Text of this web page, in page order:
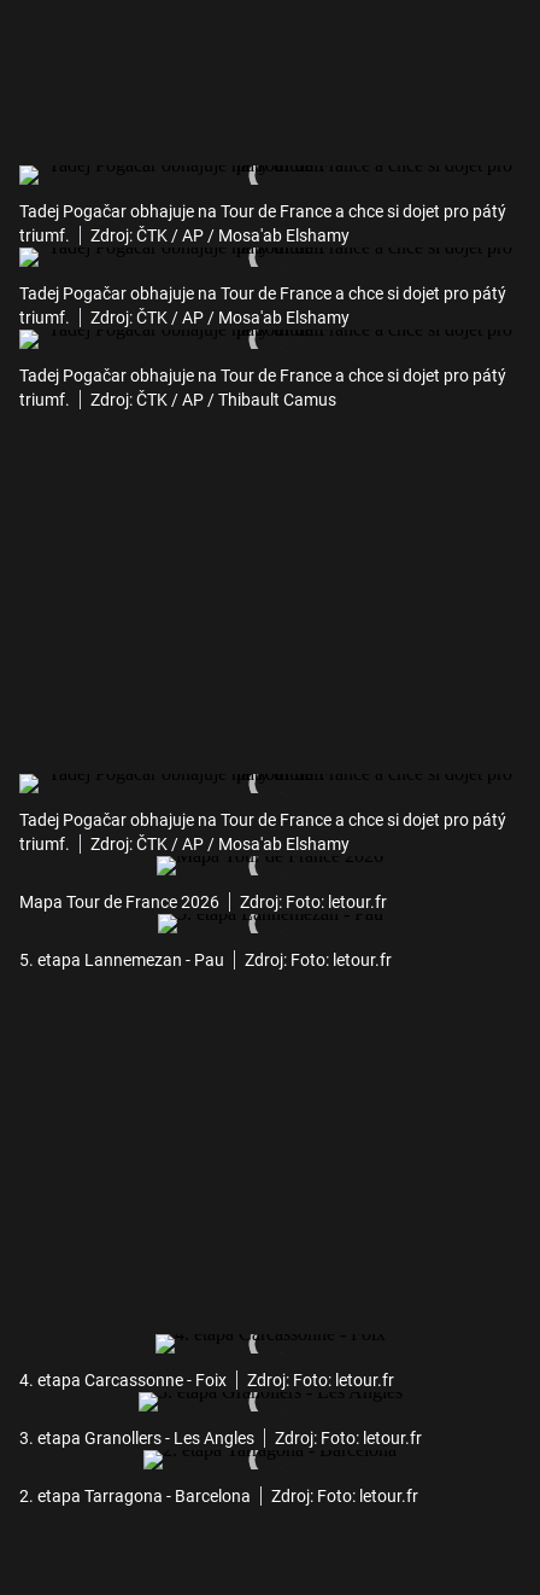
Tadej Pogačar obhajuje na Tour de France a chce si dojet pro pátý
triumf.
Zdroj: ČTK / AP / Mosa'ab Elshamy
Tadej Pogačar obhajuje na Tour de France a chce si dojet pro pátý
triumf.
Zdroj: ČTK / AP / Mosa'ab Elshamy
Tadej Pogačar obhajuje na Tour de France a chce si dojet pro pátý
triumf.
Zdroj: ČTK / AP / Thibault Camus
Tadej Pogačar obhajuje na Tour de France a chce si dojet pro pátý
triumf.
Zdroj: ČTK / AP / Mosa'ab Elshamy
Mapa Tour de France 2026 Zdroj: Foto: letour.fr
5. etapa Lannemezan - Pau Zdroj: Foto: letour.fr
4. etapa Carcassonne - Foix Zdroj: Foto: letour.fr
3. etapa Granollers - Les Angles Zdroj: Foto: letour.fr
2. etapa Tarragona - Barcelona Zdroj: Foto: letour.fr